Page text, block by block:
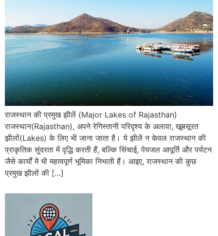
राजस्थान की प्रमुख झीलें (Major Lakes of Rajasthan)
राजस्थान(Rajasthan), अपने रेगिस्तानी परिदृश्य के अलावा, खूबसूरत
झीलों(Lakes) के लिए भी जाना जाता है। ये झीलें न केवल राजस्थान की
प्राकृतिक सुंदरता में वृद्धि करती हैं, बल्कि सिंचाई, पेयजल आपूर्ति और पर्यटन
जैसे कार्यों में भी महत्वपूर्ण भूमिका निभाती हैं। आइए, राजस्थान की कुछ
प्रमुख झीलों की […]